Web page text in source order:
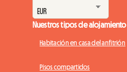
Nuestros tipos de alojamiento
Habitación en casa del anfitrión
Pisos compartidos